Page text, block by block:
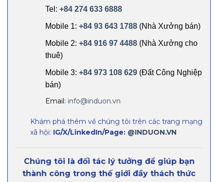
Tel: +84 274 633 6888
Mobile 1: +84 93 643 1788 (Nhà Xưởng bán)
Mobile 2: +84 916 97 4488 (Nhà Xưởng cho
thuê)
Mobile 3: +84 973 108 629 (Đất Công Nghiệp
bán)
Email: info@induon.vn
Khám phá thêm về chúng tôi trên các trang mạng
xã hội: IG/X/LinkedIn/Page: @INDUON.VN
Chúng tôi là đối tác lý tưởng để giúp bạn
thành công trong thế giới đầy thách thức